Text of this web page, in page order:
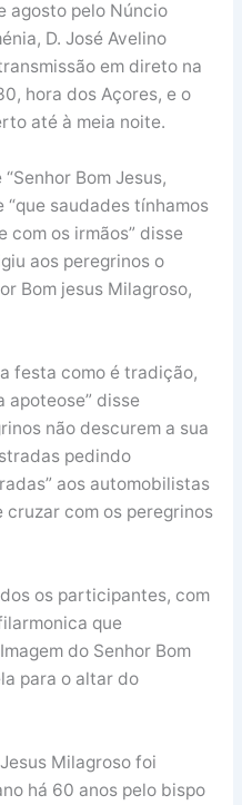
agosto pelo Núncio
D. José Avelino
em direto na
hora dos Açores, e o
até à meia noite.
Bom Jesus,
“que saudades tínhamos
com os irmãos” disse
aos peregrinos o
Bom jesus Milagroso,
festa como é tradição,
apoteose” disse
não descurem a sua
pedindo
aos automobilistas
cruzar com os peregrinos
os participantes, com
que
do Senhor Bom
para o altar do
Milagroso foi
há 60 anos pelo bispo